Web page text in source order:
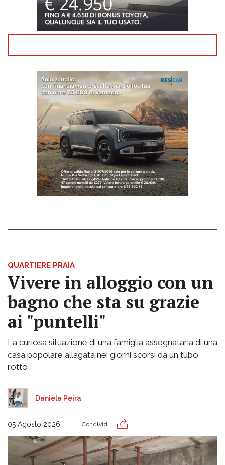
QUARTIERE PRAIA
Vivere in alloggio con un
bagno che sta su grazie
ai "puntelli"
La curiosa situazione di una famiglia assegnataria di una
casa popolare allagata nei giorni scorsi da un tubo
rotto
Daniela Peira
05 Agosto 2026 Condividi